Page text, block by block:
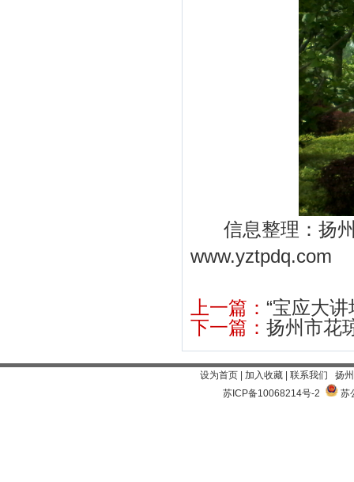
信息整理：扬州
www.yztpdq.com
上一篇： “宝应大讲
下一篇： 扬州市花
设为首页 加入收藏 联系我们 扬
苏ICP备10068214号-2
苏